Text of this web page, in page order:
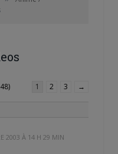
1 2 3 →
2003 À 14 H 29 MIN